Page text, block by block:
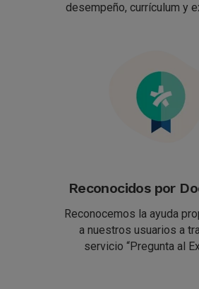
desempeño, currículum y
Reconocidos por
Reconocemos la ayuda
a nuestros usuarios a
servicio “Pregunta al